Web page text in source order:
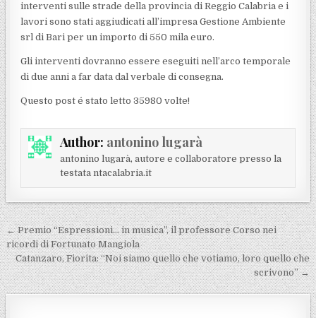
interventi sulle strade della provincia di Reggio Calabria e i
lavori sono stati aggiudicati all’impresa Gestione Ambiente
srl di Bari per un importo di 550 mila euro.
Gli interventi dovranno essere eseguiti nell’arco temporale
di due anni a far data dal verbale di consegna.
Questo post é stato letto 35980 volte!
Author: antonino lugarà
antonino lugarà, autore e collaboratore presso la
testata ntacalabria.it
Navigazione articoli
← Premio “Espressioni… in musica”, il professore Corso nei
ricordi di Fortunato Mangiola
Catanzaro, Fiorita: “Noi siamo quello che votiamo, loro quello che
scrivono” →